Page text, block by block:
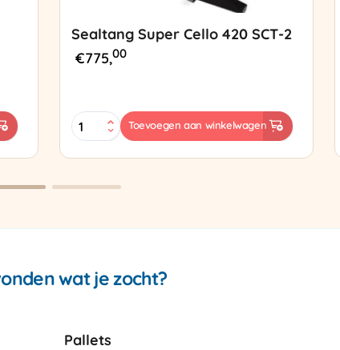
Sealtang Super Cello 420 SCT-2
€775,00
Sealtang
Super
Toevoegen aan winkelwagen
wat je zocht?
Pallets